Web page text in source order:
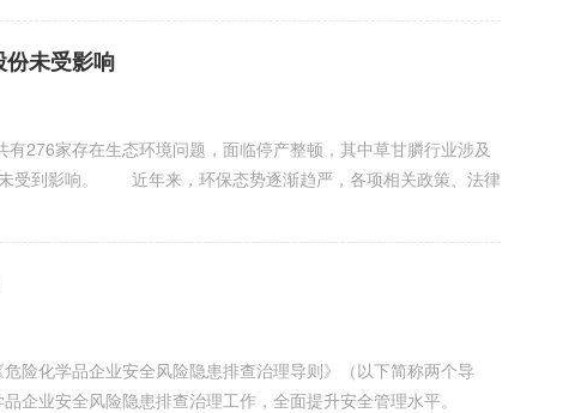
未受影响
276家存在生态环境问题，面临停产整顿，其中草甘膦行业涉及
受到影响。 近年来，环保态势逐渐趋严，各项相关政策、法律
化学品企业安全风险隐患排查治理导则》（以下简称两个导
企业安全风险隐患排查治理工作，全面提升安全管理水平。